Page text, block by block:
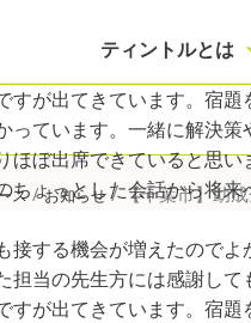
ティントルとは
すが出てきています。宿
っています。一緒に解決
ほぼ出席できていると
ちょっとした会話から将
接する機会が増えたので
担当の先生方には感謝し
すが出てきています。宿
ス / お知らせ / 【千葉市】助